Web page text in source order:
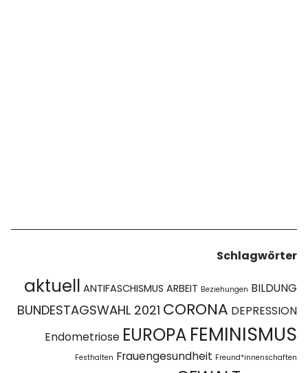
Schlagwörter
aktuell ANTIFASCHISMUS ARBEIT Beziehungen BILDUNG
BUNDESTAGSWAHL 2021 CORONA DEPRESSION
Endometriose EUROPA FEMINISMUS
Festhalten Frauengesundheit Freund*innenschaften